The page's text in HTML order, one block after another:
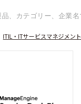
ITIL・ITサービスマネジメント